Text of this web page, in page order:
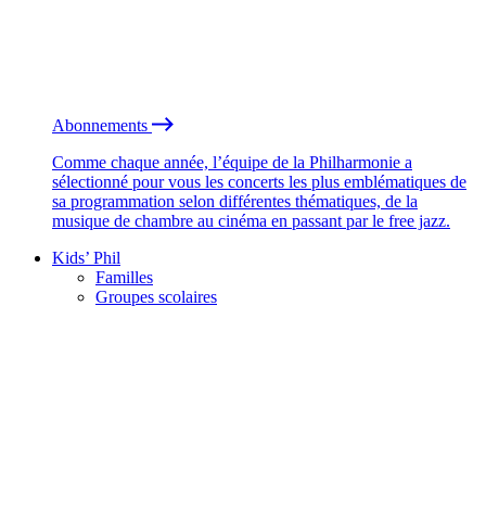
Abonnements
Comme chaque année, l’équipe de la Philharmonie a
sélectionné pour vous les concerts les plus emblématiques de
sa programmation selon différentes thématiques, de la
musique de chambre au cinéma en passant par le free jazz.
Kids’ Phil
Familles
Groupes scolaires